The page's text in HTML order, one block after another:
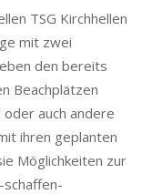
TSG Kirchhellen
mit zwei
den bereits
Beachplätzen
auch andere
ihren geplanten
Möglichkeiten zur